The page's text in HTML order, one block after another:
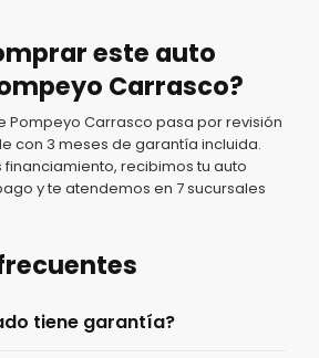
este auto
Carrasco?
Pompeyo Carrasco pasa por revisión
con 3 meses de garantía incluida.
recibimos tu auto
y te atendemos en 7 sucursales
tiene garantía?